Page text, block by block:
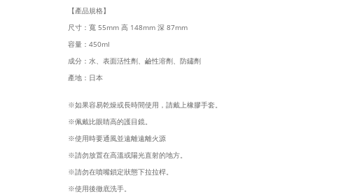
【產品規格】
尺寸：寬 55mm 高 148mm 深 87mm
容量：450ml
成分：水、表面活性劑、鹼性溶劑、防鏽劑
產地：日本
※如果容易乾燥或長時間使用，請戴上橡膠手套。
※佩戴比眼睛高的護目鏡。
※使用時要通風並遠離遠離火源
※請勿放置在高溫或陽光直射的地方。
※請勿在噴嘴鎖定狀態下拉拉桿。
※使用後徹底洗手。